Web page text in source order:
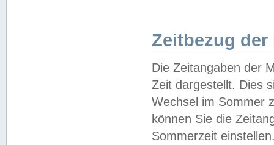
Zeitbezug der
Die Zeitangaben der
Zeit dargestellt. Dies
Wechsel im Sommer
können Sie die
Sommerzeit